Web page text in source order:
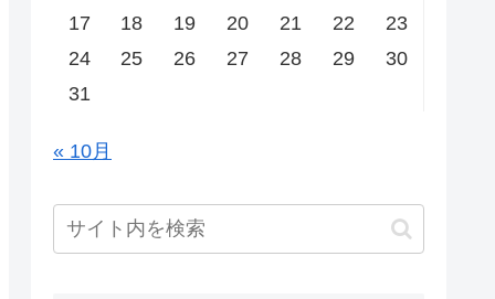
17
18 19 20 21 22
23
24
25 26 27 28 29
30
31
« 10月